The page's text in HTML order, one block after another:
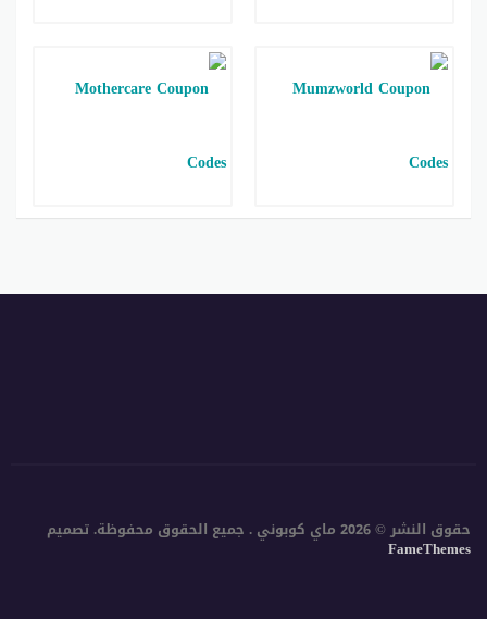
حقوق النشر © 2026 ماي كوبوني . جميع الحقوق محفوظة. تصميم
FameThemes